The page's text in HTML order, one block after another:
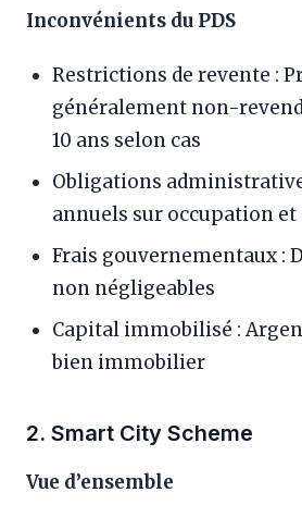
Inconvénients du PDS
Restrictions de revente :
généralement non-
10 ans selon cas
Obligations
annuels sur occupation
Frais gouvernementaux :
non négligeables
Capital immobilisé :
bien immobilier
2. Smart City Scheme
Vue d’ensemble